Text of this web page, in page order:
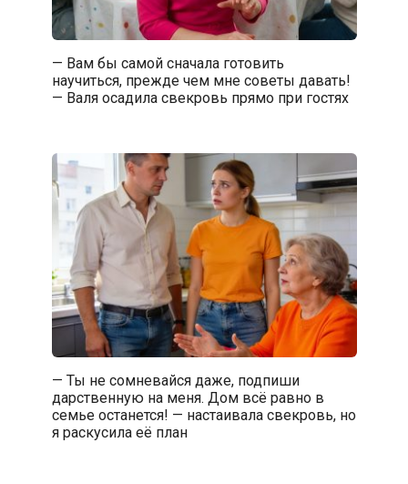
— Вам бы самой сначала готовить
научиться, прежде чем мне советы давать!
— Валя осадила свекровь прямо при гостях
— Ты не сомневайся даже, подпиши
дарственную на меня. Дом всё равно в
семье останется! — настаивала свекровь, но
я раскусила её план